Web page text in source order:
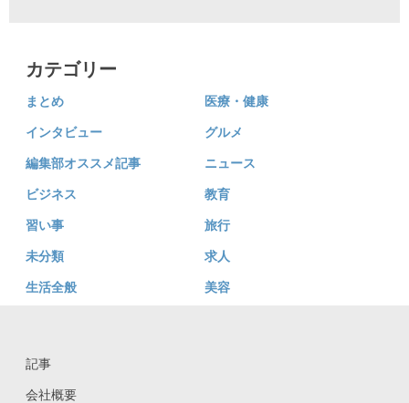
カテゴリー
まとめ 医療・健康
インタビュー グルメ
編集部オススメ記事 ニュース
ビジネス 教育
習い事 旅行
未分類 求人
生活全般 美容
記事
会社概要